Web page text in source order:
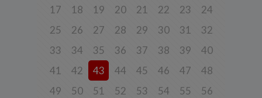
17
18 19 20 21 22 23
24
25
26 27 28 29 30 31
32
33
34 35 36 37 38 39
40
41
42 43 44 45 46 47
48
49
50 51 52 53 54 55
56
Dąbrowieckiej 6A lok. 6, 03-932 Warszawa, wpisana do rejestru
przez Sąd Rejonowy dla m. st. Warszawy w Warszawie, XIII
KRS 0000770248, REGON 382497533, NIP 1132992861
”).
Spółka, jako administrator danych osobowych, decyduje o celach i
sposobach przetwarzania danych osobowych użytkowników.